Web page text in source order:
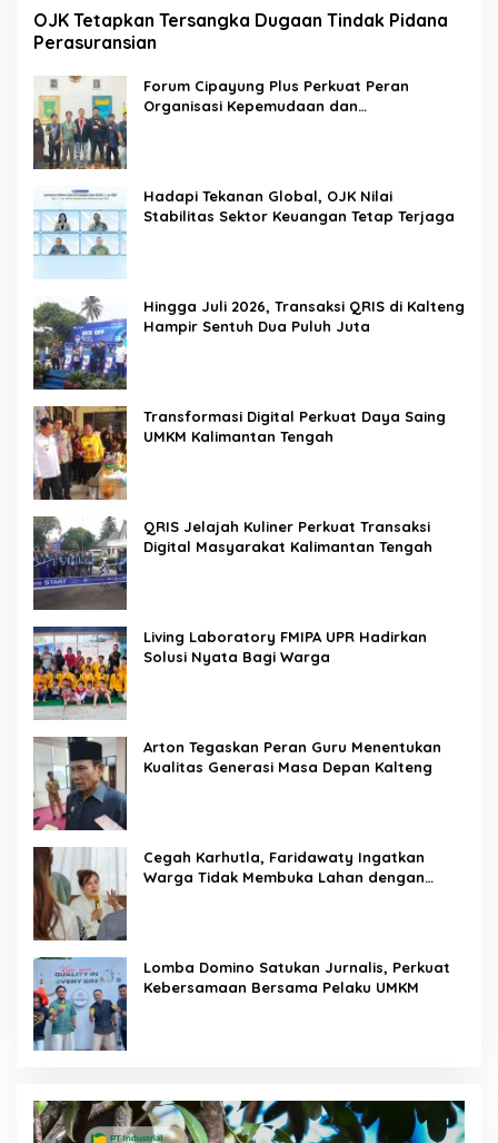
OJK Tetapkan Tersangka Dugaan Tindak Pidana
Perasuransian
Forum Cipayung Plus Perkuat Peran
Organisasi Kepemudaan dan
Hadapi Tekanan Global, OJK Nilai
Stabilitas Sektor Keuangan Tetap Terjaga
Hingga Juli 2026, Transaksi QRIS di Kalteng
Hampir Sentuh Dua Puluh Juta
Transformasi Digital Perkuat Daya Saing
UMKM Kalimantan Tengah
QRIS Jelajah Kuliner Perkuat Transaksi
Digital Masyarakat Kalimantan Tengah
Living Laboratory FMIPA UPR Hadirkan
Solusi Nyata Bagi Warga
Arton Tegaskan Peran Guru Menentukan
Kualitas Generasi Masa Depan Kalteng
Cegah Karhutla, Faridawaty Ingatkan
Warga Tidak Membuka Lahan dengan
Lomba Domino Satukan Jurnalis, Perkuat
Kebersamaan Bersama Pelaku UMKM